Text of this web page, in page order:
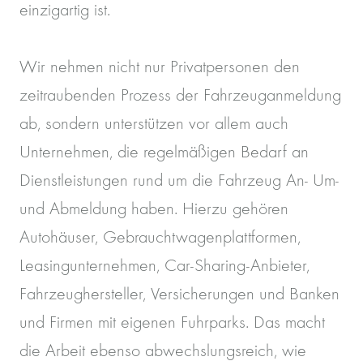
einzigartig ist.
Wir nehmen nicht nur Privatpersonen den
zeitraubenden Prozess der Fahrzeuganmeldung
ab, sondern unterstützen vor allem auch
Unternehmen, die regelmäßigen Bedarf an
Dienstleistungen rund um die Fahrzeug An- Um-
und Abmeldung haben. Hierzu gehören
Autohäuser, Gebrauchtwagenplattformen,
Leasingunternehmen, Car-Sharing-Anbieter,
Fahrzeughersteller, Versicherungen und Banken
und Firmen mit eigenen Fuhrparks. Das macht
die Arbeit ebenso abwechslungsreich, wie